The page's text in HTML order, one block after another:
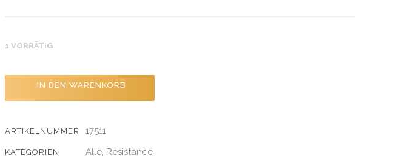
1 VORRÄTIG
IN DEN WARENKORB
ARTIKELNUMMER 17511
KATEGORIEN Alle Resistance